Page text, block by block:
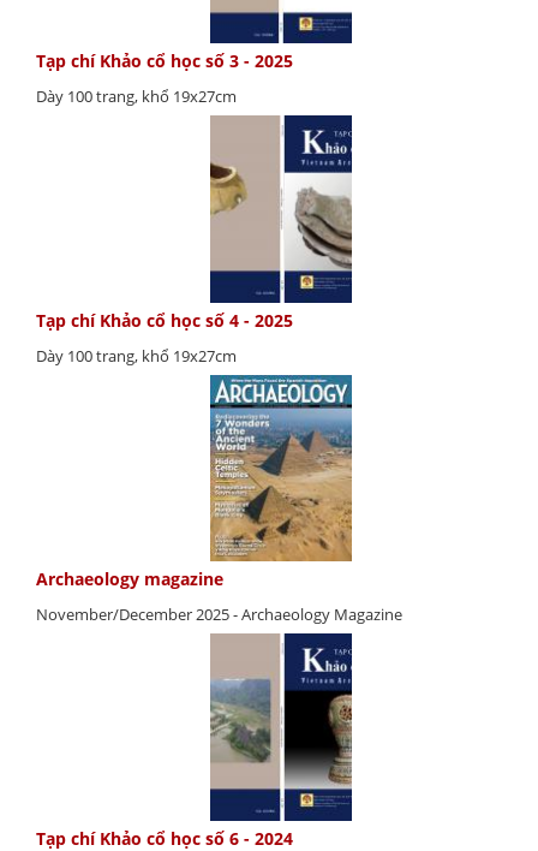
Tạp chí Khảo cổ học số 3 - 2025
Dày 100 trang, khổ 19x27cm
Tạp chí Khảo cổ học số 4 - 2025
Dày 100 trang, khổ 19x27cm
Archaeology magazine
November/December 2025 - Archaeology Magazine
Tạp chí Khảo cổ học số 6 - 2024